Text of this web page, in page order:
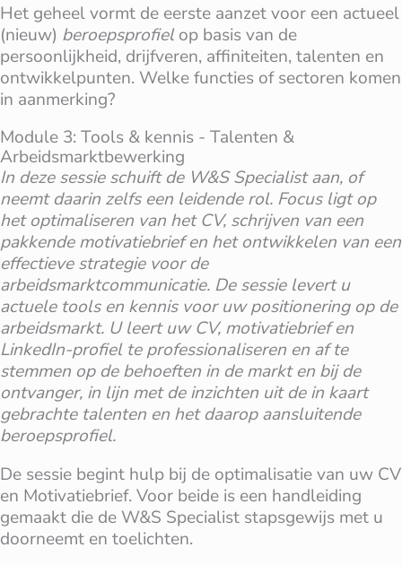
Het geheel vormt de eerste aanzet voor een actueel
(nieuw) beroepsprofiel op basis van de
persoonlijkheid, drijfveren, affiniteiten, talenten en
ontwikkelpunten. Welke functies of sectoren komen
in aanmerking?
Module 3: Tools & kennis - Talenten &
Arbeidsmarktbewerking
In deze sessie schuift de W&S Specialist aan, of
neemt daarin zelfs een leidende rol. Focus ligt op
het optimaliseren van het CV, schrijven van een
pakkende motivatiebrief en het ontwikkelen van een
effectieve strategie voor de
arbeidsmarktcommunicatie. De sessie levert u
actuele tools en kennis voor uw positionering op de
arbeidsmarkt. U leert uw CV, motivatiebrief en
LinkedIn-profiel te professionaliseren en af te
stemmen op de behoeften in de markt en bij de
ontvanger, in lijn met de inzichten uit de in kaart
gebrachte talenten en het daarop aansluitende
beroepsprofiel.
De sessie begint hulp bij de optimalisatie van uw CV
en Motivatiebrief. Voor beide is een handleiding
gemaakt die de W&S Specialist stapsgewijs met u
doorneemt en toelichten.